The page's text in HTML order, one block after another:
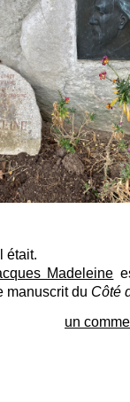
était.
Madeleine
manuscrit du Côté
un